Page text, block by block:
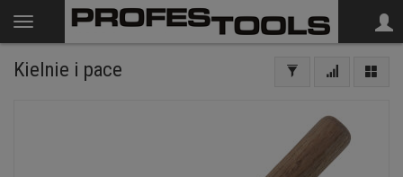
Kielnie i pace